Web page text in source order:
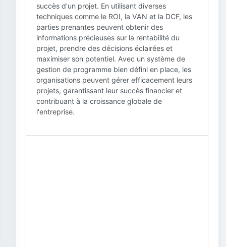
succès d'un projet. En utilisant diverses
techniques comme le ROI, la VAN et la DCF, les
parties prenantes peuvent obtenir des
informations précieuses sur la rentabilité du
projet, prendre des décisions éclairées et
maximiser son potentiel. Avec un système de
gestion de programme bien défini en place, les
organisations peuvent gérer efficacement leurs
projets, garantissant leur succès financier et
contribuant à la croissance globale de
l'entreprise.